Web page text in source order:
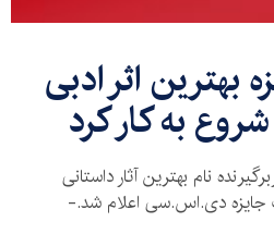
بهترین اثر ادبی
به کار کرد
16 نفره دربرگیرنده نام بهترین آثار داستانی
جایزه دی.اس.سی اعلام شد.-